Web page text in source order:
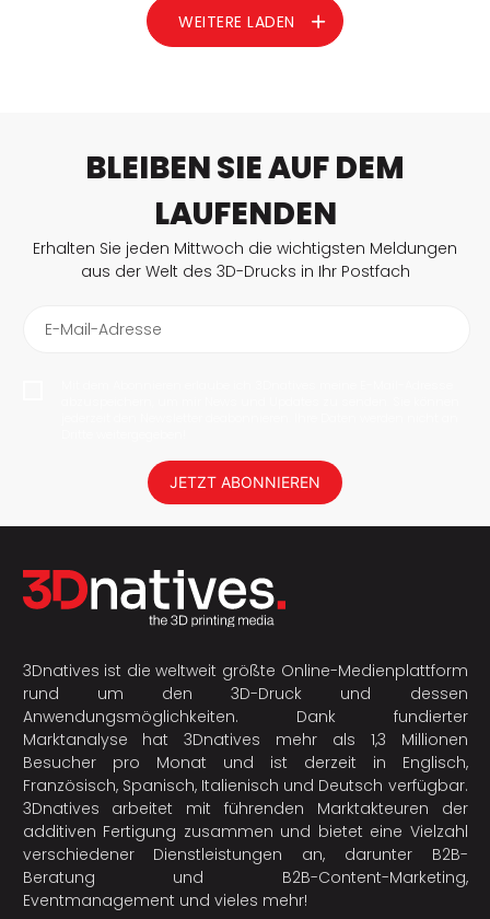
Elastomeren, Gelen oder Flüssigkeiten zur Herstellung…
WEITERE LADEN
BLEIBEN SIE AUF DEM
LAUFENDEN
Erhalten Sie jeden Mittwoch die wichtigsten Meldungen
aus der Welt des 3D-Drucks in Ihr Postfach
E-Mail-Adresse
JETZT ABONNIEREN
3Dnatives ist die weltweit größte Online-Medienplattform
rund um den 3D-Druck und dessen
Anwendungsmöglichkeiten. Dank fundierter
Marktanalyse hat 3Dnatives mehr als 1,3 Millionen
Besucher pro Monat und ist derzeit in Englisch,
Französisch, Spanisch, Italienisch und Deutsch verfügbar.
3Dnatives arbeitet mit führenden Marktakteuren der
additiven Fertigung zusammen und bietet eine Vielzahl
verschiedener Dienstleistungen an, darunter B2B-
Beratung und B2B-Content-Marketing,
Eventmanagement und vieles mehr!